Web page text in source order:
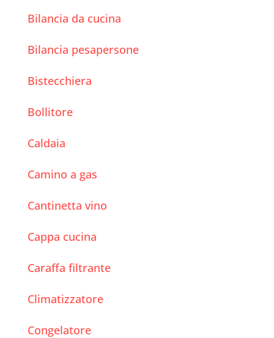
Bilancia da cucina
Bilancia pesapersone
Bistecchiera
Bollitore
Caldaia
Camino a gas
Cantinetta vino
Cappa cucina
Caraffa filtrante
Climatizzatore
Congelatore